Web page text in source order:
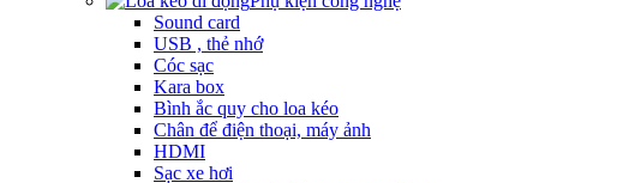
Sound card
USB , thẻ nhớ
Cóc sạc
Kara box
Bình ắc quy cho loa kéo
Chân để điện thoại, máy ảnh
HDMI
Sạc xe hơi